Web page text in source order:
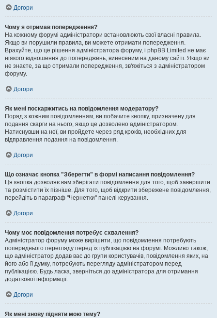
Догори
Чому я отримав попередження?
На кожному форумі адміністратори встановлюють свої власні правила.
Якщо ви порушили правила, ви можете отримати попередження.
Врахуйте, що це рішення адміністратора форуму, і phpBB Limited не має
ніякого відношення до попереджень, винесеним на даному сайті. Якщо ви
не знаєте, за що отримали попередження, зв'яжіться з адміністратором
форуму.
Догори
Як мені поскаржитись на повідомлення модератору?
Поряд з кожним повідомленням, ви побачите кнопку, призначену для
подання скарги на нього, якщо це дозволено адміністратором.
Натиснувши на неї, ви пройдете через ряд кроків, необхідних для
відправлення подання на повідомлення.
Догори
Що означає кнопка "Зберегти" в формі написання повідомлення?
Ця кнопка дозволяє вам зберігати повідомлення для того, щоб завершити
та розмістити їх пізніше. Для того, щоб відкрити збережене повідомлення,
перейдіть в параграф "Чернетки" панелі керування.
Догори
Чому моє повідомлення потребує схвалення?
Адміністратор форуму може вирішити, що повідомлення потребують
попереднього перегляду перед їх публікацією на форумі. Можливо також,
що адміністратор додав вас до групи користувачів, повідомлення яких, на
його або її думку, потребують перегляду адміністратором перед
публікацією. Будь ласка, зверніться до адміністратора для отримання
додаткової інформації.
Догори
Як мені знову підняти мою тему?